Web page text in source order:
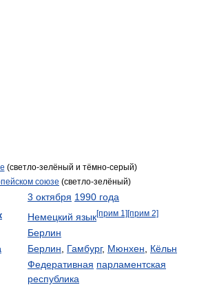
(светло-зелёный и тёмно-серый)
союзе (светло-зелёный)
3 октября 1990 года
Немецкий язык[прим 1][прим 2]
Берлин
Берлин Гамбург, Мюнхен Кёльн
Федеративная парламентская
республика